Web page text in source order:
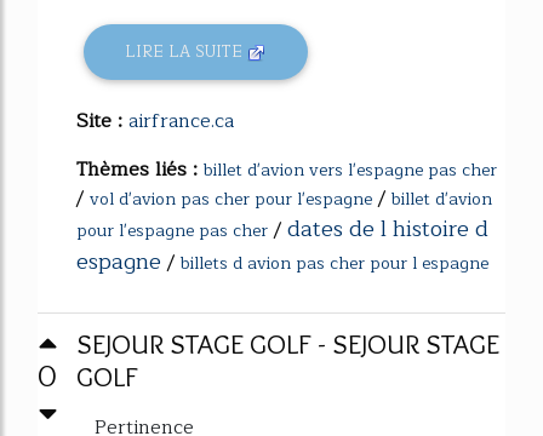
LIRE LA SUITE
Site :airfrance.ca
Thèmes liés : billet d'avion vers l'espagne pas cher
/ vol d'avion pas cher pour l'espagne/ billet d'avion
pour l'espagne pas cher/dates de l histoire d
espagne/ billets d avion pas cher pour l espagne
0
SEJOUR STAGE GOLF - SEJOUR STAGE
GOLF
Pertinence